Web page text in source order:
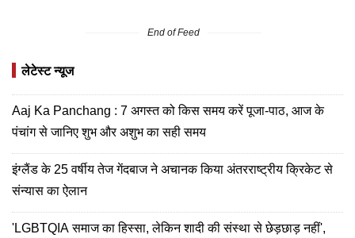
End of Feed
लेटेस्ट न्यूज
Aaj Ka Panchang : 7 अगस्त को किस समय करें पूजा-पाठ, आज के
पंचांग से जानिए शुभ और अशुभ का सही समय
इंग्लैंड के 25 वर्षीय तेज गेंदबाज ने अचानक किया अंतरराष्ट्रीय क्रिकेट से
संन्यास का ऐलान
'LGBTQIA समाज का हिस्सा, लेकिन शादी की संस्था से छेड़छाड़ नहीं',